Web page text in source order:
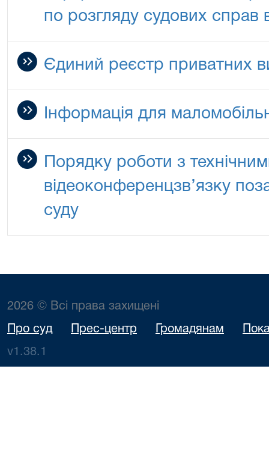
по розгляду судових справ
Єдиний реєстр приватних
Інформація для
Порядку роботи з
відеоконференцзв’язку
суду
2026 © Всі права захищені
Про суд Прес-центр Громадянам
v1.38.1